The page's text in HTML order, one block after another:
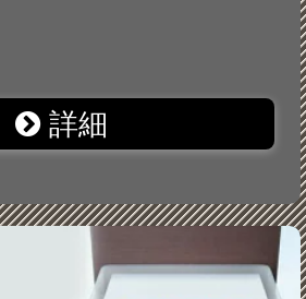
詳細